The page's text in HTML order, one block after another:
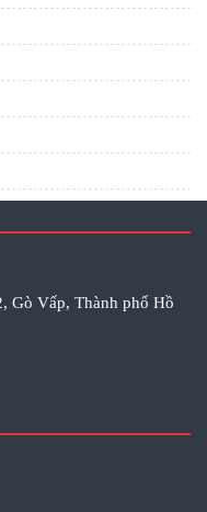
Gò Vấp, Thành phố Hồ